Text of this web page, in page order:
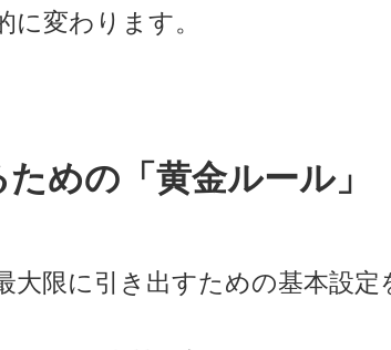
変わります。
めの「黄金ルール」
大限に引き出すための基本設定